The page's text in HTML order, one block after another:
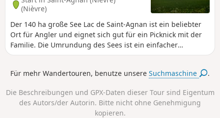
(Nièvre)
Der 140 ha große See Lac de Saint-Agnan ist ein beliebter
Ort für Angler und eignet sich gut für ein Picknick mit der
Familie. Die Umrundung des Sees ist ein einfacher
Spaziergang, bei dem man verschiedene Ausblicke auf das
angelegten Weges ein Moor entdecken.
Für mehr Wandertouren, benutze unsereSuchmaschine .
Die Beschreibungen und GPX-Daten dieser Tour sind Eigentum
des Autors/der Autorin. Bitte nicht ohne Genehmigung
kopieren.